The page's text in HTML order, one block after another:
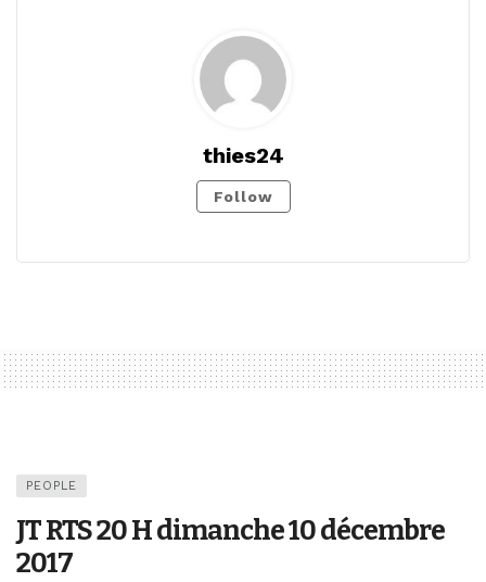
thies24
Follow
PEOPLE
JT RTS 20 H dimanche 10 décembre
2017